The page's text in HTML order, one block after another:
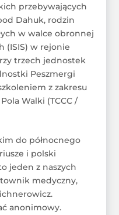
przebywających
Dahuk, rodzin
w walce obronnej
(ISIS) w rejonie
trzech jednostek
Peszmergi
z zakresu
Walki (TCCC /
do północnego
i polski
jeden z naszych
medyczny,
anonimowy.